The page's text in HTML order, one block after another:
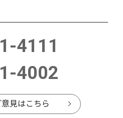
4111
4002
見はこちら